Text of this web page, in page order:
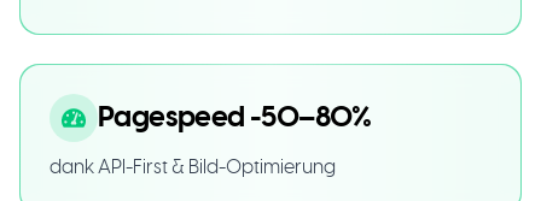
Pagespeed -50–80%
dank API-First & Bild-Optimierung